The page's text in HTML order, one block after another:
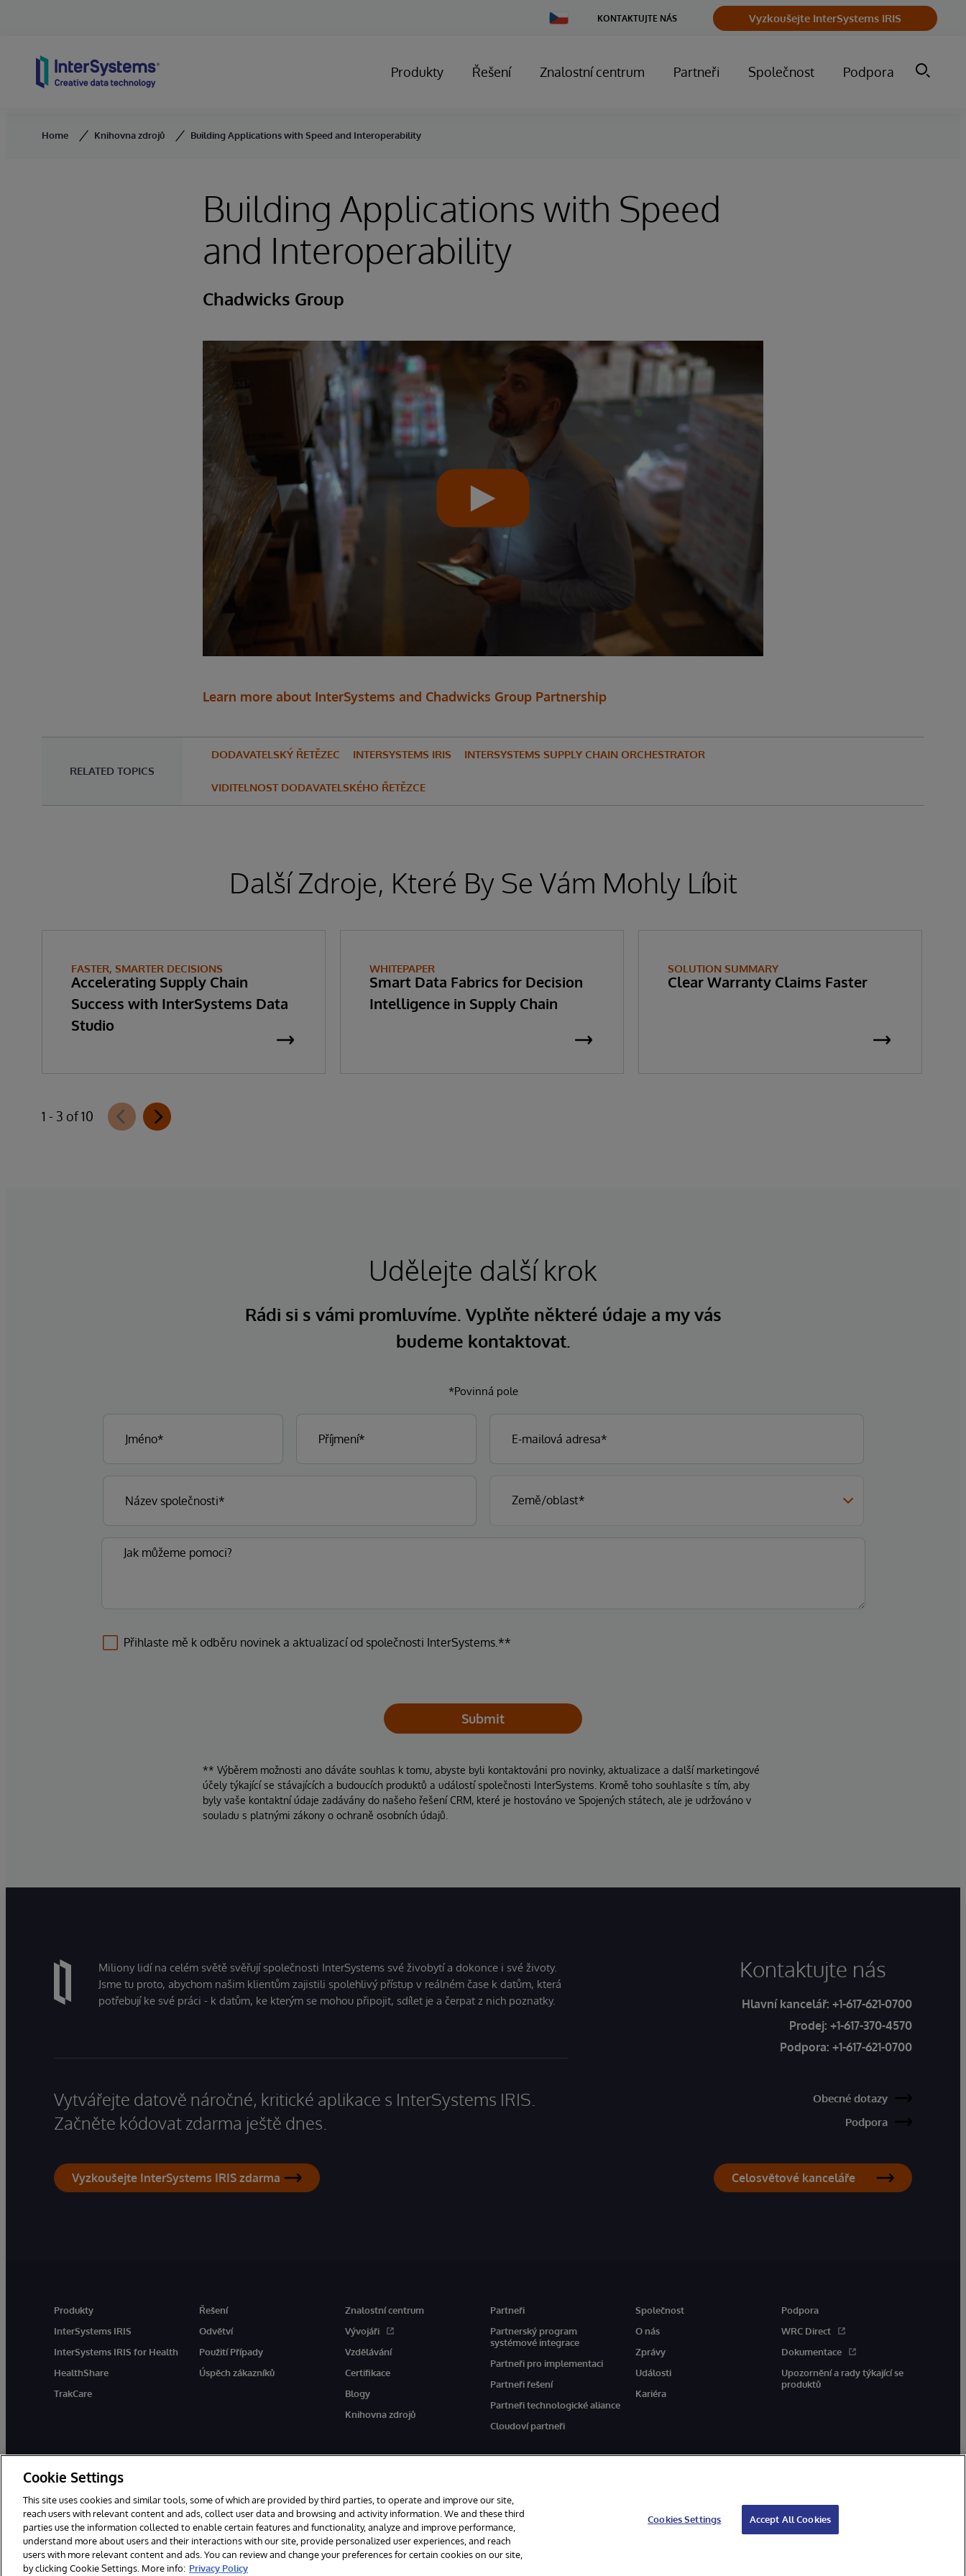
Change
Country
KONTAKTUJTE NÁS Vyzkoušejte InterSystems IRIS
Produkty Řešení Znalostní centrum Partneři Společnost Podpora
Home Knihovna zdrojů Building Applications with Speed and Interoperability
Building Applications with Speed
and Interoperability
Chadwicks Group
Learn more about InterSystems and Chadwicks Group Partnership
RELATED TOPICS
DODAVATELSKÝ ŘETĚZEC INTERSYSTEMS IRIS INTERSYSTEMS SUPPLY CHAIN ORCHESTRATOR
VIDITELNOST DODAVATELSKÉHO ŘETĚZCE
Další Zdroje, Které By Se Vám Mohly Líbit
FASTER, SMARTER DECISIONS
Accelerating Supply Chain
Success with InterSystems Data
Studio
WHITEPAPER
Smart Data Fabrics for Decision
Intelligence in Supply Chain
SOLUTION SUMMARY
Clear Warranty Claims Faster
1 - 3 of 10
Udělejte další krok
Rádi si s vámi promluvíme. Vyplňte některé údaje a my vás
budeme kontaktovat.
*Povinná pole
Přihlaste mě k odběru novinek a aktualizací od společnosti InterSystems.**
Submit
** Výběrem možnosti ano dáváte souhlas k tomu, abyste byli kontaktováni pro novinky, aktualizace a další marketingové
účely týkající se stávajících a budoucích produktů a událostí společnosti InterSystems. Kromě toho souhlasíte s tím, aby
byly vaše kontaktní údaje zadávány do našeho řešení CRM, které je hostováno ve Spojených státech, ale je udržováno v
souladu s platnými zákony o ochraně osobních údajů.
Miliony lidí na celém světě svěřují společnosti InterSystems své živobytí a dokonce i své životy.
Jsme tu proto, abychom našim klientům zajistili spolehlivý přístup v reálném čase k datům, která
potřebují ke své práci - k datům, ke kterým se mohou připojit, sdílet je a čerpat z nich poznatky.
Vytvářejte datově náročné, kritické aplikace s InterSystems IRIS.
Začněte kódovat zdarma ještě dnes.
Vyzkoušejte InterSystems IRIS zdarma
Kontaktujte nás
Hlavní kancelář: +1-617-621-0700
Prodej: +1-617-370-4570
Podpora: +1-617-621-0700
Obecné dotazy
Podpora
Celosvětové kanceláře
Produkty
InterSystems IRIS
InterSystems IRIS for Health
HealthShare
TrakCare
Řešení
Odvětví
Použití Případy
Úspěch zákazníků
Znalostní centrum
Vývojáři
Vzdělávání
Certifikace
Blogy
Knihovna zdrojů
Partneři
Partnerský program
systémové integrace
Partneři pro implementaci
Partneři řešení
Partneři technologické aliance
Cloudoví partneři
Společnost
O nás
Zprávy
Události
Kariéra
Podpora
WRC Direct
Dokumentace
Upozornění a rady týkající se
produktů
© 1996-2026 InterSystems Corporation, Boston, MA. Všechna práva vyhrazena. Oznámení/podmínky a pravidla Prohlášení o ochraně osobních údajů
Cookie Settings
This site uses cookies and similar tools, some of which are provided by third parties, to operate and improve our site,
reach users with relevant content and ads, collect user data and browsing and activity information. We and these third
parties use the information collected to enable certain features and functionality, analyze and improve performance,
understand more about users and their interactions with our site, provide personalized user experiences, and reach
users with more relevant content and ads. You can review and change your preferences for certain cookies on our site,
by clicking Cookie Settings. More info: Privacy Policy
Cookies Settings Accept All Cookies